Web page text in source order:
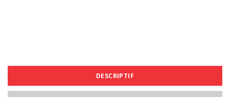
DESCRIPTIF